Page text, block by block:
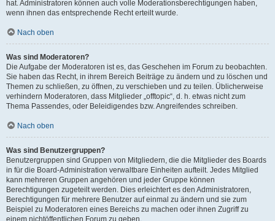
hat. Administratoren können auch volle Moderationsberechtigungen haben,
wenn ihnen das entsprechende Recht erteilt wurde.
Nach oben
Was sind Moderatoren?
Die Aufgabe der Moderatoren ist es, das Geschehen im Forum zu beobachten.
Sie haben das Recht, in ihrem Bereich Beiträge zu ändern und zu löschen und
Themen zu schließen, zu öffnen, zu verschieben und zu teilen. Üblicherweise
verhindern Moderatoren, dass Mitglieder „offtopic“, d. h. etwas nicht zum
Thema Passendes, oder Beleidigendes bzw. Angreifendes schreiben.
Nach oben
Was sind Benutzergruppen?
Benutzergruppen sind Gruppen von Mitgliedern, die die Mitglieder des Boards
in für die Board-Administration verwaltbare Einheiten aufteilt. Jedes Mitglied
kann mehreren Gruppen angehören und jeder Gruppe können
Berechtigungen zugeteilt werden. Dies erleichtert es den Administratoren,
Berechtigungen für mehrere Benutzer auf einmal zu ändern und sie zum
Beispiel zu Moderatoren eines Bereichs zu machen oder ihnen Zugriff zu
einem nichtöffentlichen Forum zu geben.